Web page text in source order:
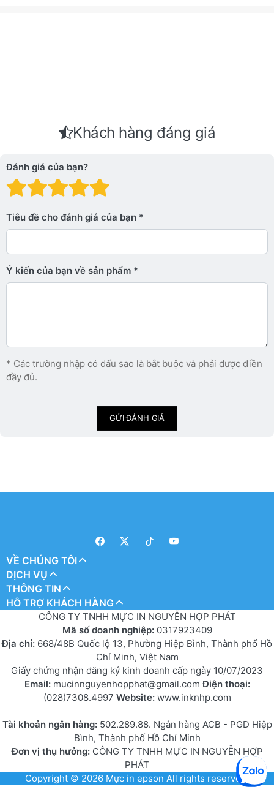
Khách hàng đáng giá
Đánh giá của bạn?
Đánh giá: 4 trên 5
Đánh giá: 3 trên 5 sao.
Đánh giá: 2 trên 5 sao.
Đánh giá: 1 trên 5 sao. Xấu
Tiêu đề cho đánh giá của bạn
Ý kiến ​​của bạn về sản phẩm
* Các trường nhập có dấu sao là bắt buộc và phải được điền
đầy đủ.
GỬI ĐÁNH GIÁ
VỀ CHÚNG TÔI
DỊCH VỤ
THÔNG TIN
HỖ TRỢ KHÁCH HÀNG
CÔNG TY TNHH MỰC IN NGUYỄN HỢP PHÁT
Mã số doanh nghiệp: 0317923409
Địa chỉ: 668/48B Quốc lộ 13, Phường Hiệp Bình, Thành phố Hồ
Chí Minh, Việt Nam
Giấy chứng nhận đăng ký kinh doanh cấp ngày 10/07/2023
Email: mucinnguyenhopphat@gmail.comĐiện thoại:
(028)7308.4997 Website: www.inknhp.com
Tài khoản ngân hàng: 502.289.88. Ngân hàng ACB - PGD Hiệp
Bình, Thành phố Hồ Chí Minh
Đơn vị thụ hưởng:CÔNG TY TNHH MỰC IN NGUYỄN HỢP
PHÁT
Copyright © 2026 Mực in epson All rights reserved.